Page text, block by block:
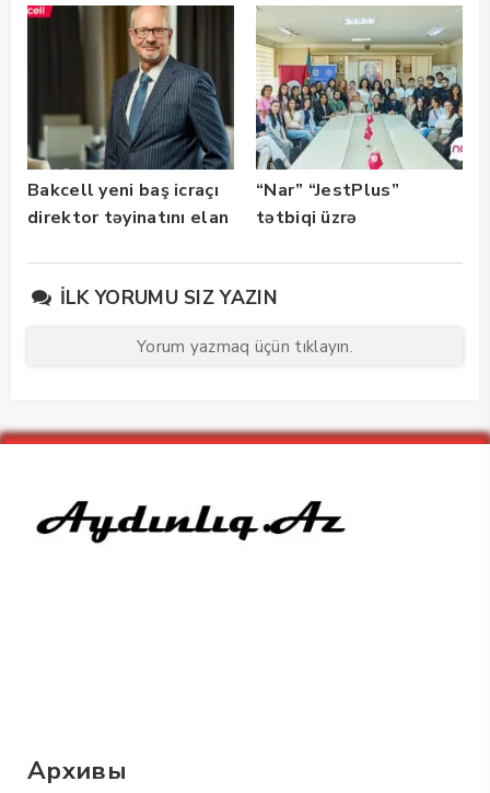
istifadəyə verildi
Bakcell yeni baş icraçı
direktor təyinatını elan
“Nar” “JestPlus”
tətbiqi üzrə
İLK YORUMU SIZ YAZIN
Yorum yazmaq üçün tıklayın.
Архивы